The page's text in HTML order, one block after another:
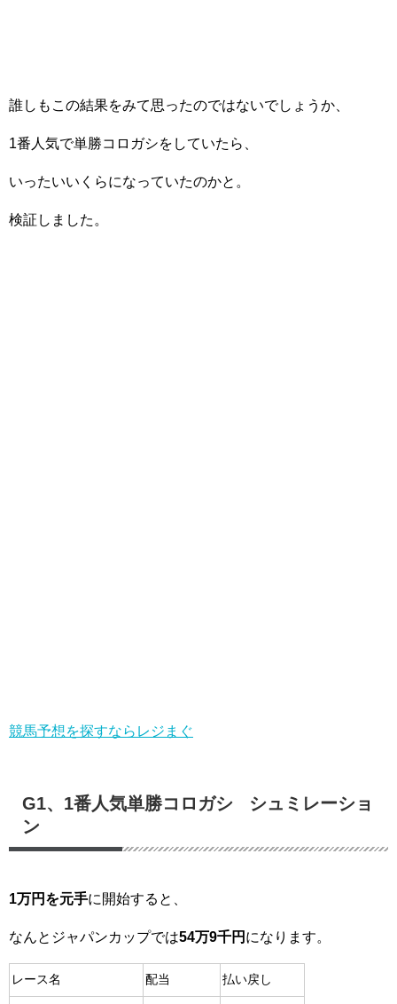
誰しもこの結果をみて思ったのではないでしょうか、
1番人気で単勝コロガシをしていたら、
いったいいくらになっていたのかと。
検証しました。
競馬予想を探すならレジまぐ
G1、1番人気単勝コロガシ シュミレーショ
ン
1万円を元手に開始すると、
なんとジャパンカップでは54万9千円 になります。
レース名 配当 払い戻し